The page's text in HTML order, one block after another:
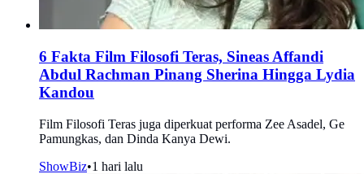
6 Fakta Film Filosofi Teras, Sineas Affandi
Abdul Rachman Pinang Sherina Hingga Lydia
Kandou
Film Filosofi Teras juga diperkuat performa Zee Asadel, Ge
Pamungkas, dan Dinda Kanya Dewi.
ShowBiz•1 hari lalu